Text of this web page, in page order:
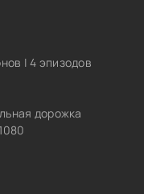
| 4 эпизодов
дорожка